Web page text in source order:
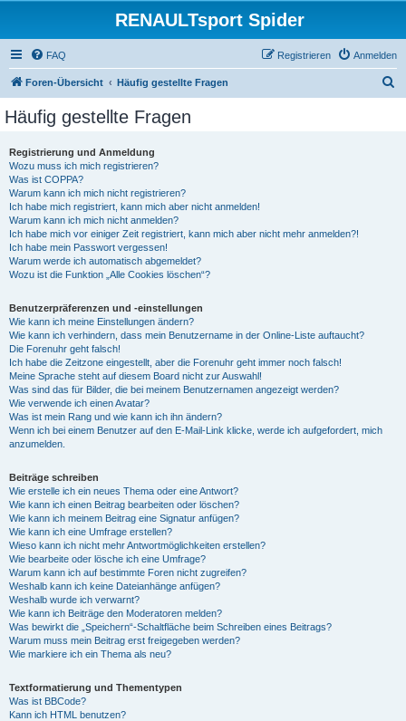
RENAULTsport Spider
FAQ Anmelden
Registrieren
Foren-Übersicht Häufig gestellte Fragen
Häufig gestellte Fragen
Registrierung und Anmeldung
Wozu muss ich mich registrieren?
Was ist COPPA?
Warum kann ich mich nicht registrieren?
Ich habe mich registriert, kann mich aber nicht anmelden!
Warum kann ich mich nicht anmelden?
Ich habe mich vor einiger Zeit registriert, kann mich aber nicht mehr anmelden?!
Ich habe mein Passwort vergessen!
Warum werde ich automatisch abgemeldet?
Wozu ist die Funktion „Alle Cookies löschen“?
Benutzerpräferenzen und -einstellungen
Wie kann ich meine Einstellungen ändern?
Wie kann ich verhindern, dass mein Benutzername in der Online-Liste auftaucht?
Die Forenuhr geht falsch!
Ich habe die Zeitzone eingestellt, aber die Forenuhr geht immer noch falsch!
Meine Sprache steht auf diesem Board nicht zur Auswahl!
Was sind das für Bilder, die bei meinem Benutzernamen angezeigt werden?
Wie verwende ich einen Avatar?
Was ist mein Rang und wie kann ich ihn ändern?
Wenn ich bei einem Benutzer auf den E-Mail-Link klicke, werde ich aufgefordert, mich
anzumelden.
Beiträge schreiben
Wie erstelle ich ein neues Thema oder eine Antwort?
Wie kann ich einen Beitrag bearbeiten oder löschen?
Wie kann ich meinem Beitrag eine Signatur anfügen?
Wie kann ich eine Umfrage erstellen?
Wieso kann ich nicht mehr Antwortmöglichkeiten erstellen?
Wie bearbeite oder lösche ich eine Umfrage?
Warum kann ich auf bestimmte Foren nicht zugreifen?
Weshalb kann ich keine Dateianhänge anfügen?
Weshalb wurde ich verwarnt?
Wie kann ich Beiträge den Moderatoren melden?
Was bewirkt die „Speichern“-Schaltfläche beim Schreiben eines Beitrags?
Warum muss mein Beitrag erst freigegeben werden?
Wie markiere ich ein Thema als neu?
Textformatierung und Thementypen
Was ist BBCode?
Kann ich HTML benutzen?